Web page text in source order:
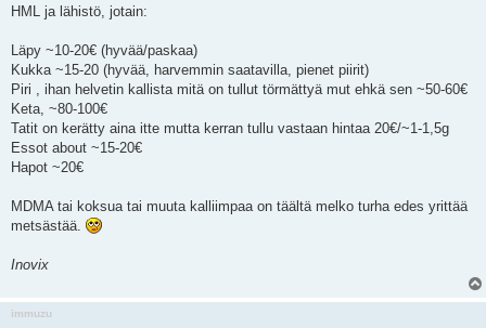
s
HML ja lähistö, jotain:
Läpy ~10-20€ (hyvää/paskaa)
Kukka ~15-20 (hyvää, harvemmin saatavilla, pienet piirit)
Piri , ihan helvetin kallista mitä on tullut törmättyä mut ehkä sen ~50-60€
Keta, ~80-100€
Tatit on kerätty aina itte mutta kerran tullu vastaan hintaa 20€/~1-1,5g
Essot about ~15-20€
Hapot ~20€
MDMA tai koksua tai muuta kalliimpaa on täältä melko turha edes yrittää
metsästää.
Inovix
immuzu